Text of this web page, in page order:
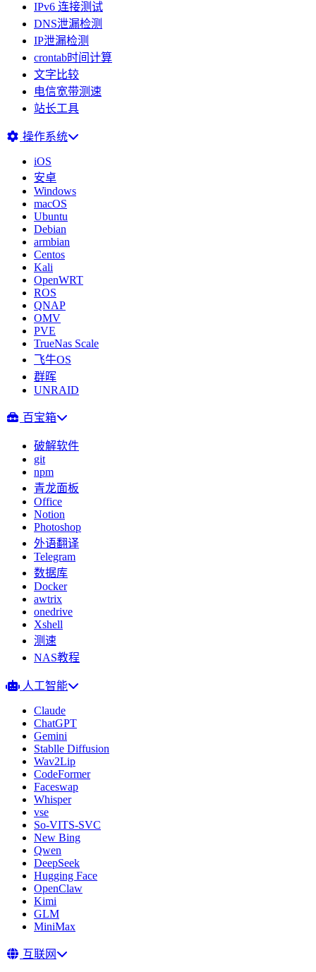
IPv6 连接测试
DNS泄漏检测
IP泄漏检测
crontab时间计算
文字比较
电信宽带测速
站长工具
操作系统
iOS
安卓
Windows
macOS
Ubuntu
Debian
armbian
Centos
Kali
OpenWRT
ROS
QNAP
OMV
PVE
TrueNas Scale
飞牛OS
群晖
UNRAID
百宝箱
破解软件
git
npm
青龙面板
Office
Notion
Photoshop
外语翻译
Telegram
数据库
Docker
awtrix
onedrive
Xshell
测速
NAS教程
人工智能
Claude
ChatGPT
Gemini
Stablle Diffusion
Wav2Lip
CodeFormer
Faceswap
Whisper
vse
So-VITS-SVC
New Bing
Qwen
DeepSeek
Hugging Face
OpenClaw
Kimi
GLM
MiniMax
互联网